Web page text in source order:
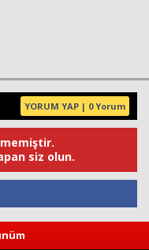
YORUM YAP | 0 Yorum
siz olun.